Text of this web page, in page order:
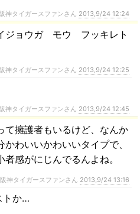
神タイガースファンさん 2013,9/24 12:24
ジョウガ モウ フッキレト
神タイガースファンさん 2013,9/24 12:25
神タイガースファンさん 2013,9/24 12:45
て擁護者もいるけど、なんか
わいいかわいいタイプで、
感がにじんでるんよね。
神タイガースファンさん 2013,9/24 13:16
トか…